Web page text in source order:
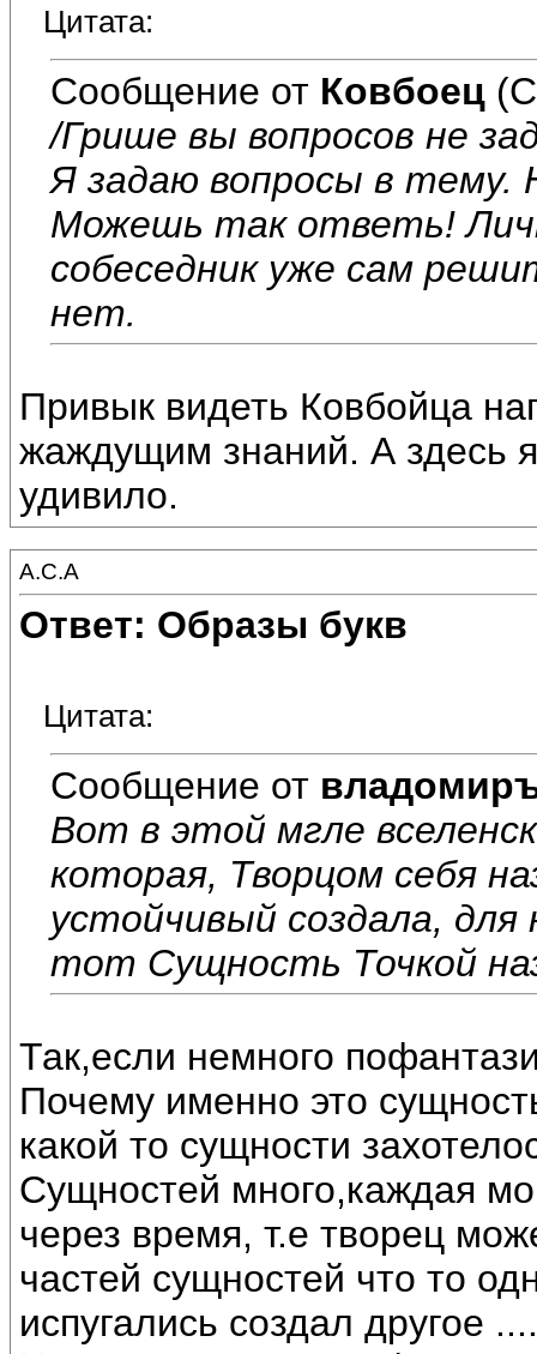
Цитата:
Сообщение от Ковбоец
/Грише вы вопросов не
Я задаю вопросы в тему.
Можешь так ответь!
собеседник уже сам
нет.
Привык видеть Ковбойца
жаждущим знаний. А здесь
удивило.
А.С.А
Ответ: Образы букв
Цитата:
Сообщение от
Вот в этой мгле
которая, Творцом себя
устойчивый создала,
тот Сущность Точкой
Так,если немного
Почему именно это
какой то сущности
Сущностей много,каждая
через время, т.е творец
частей сущностей что то
испугались создал другое